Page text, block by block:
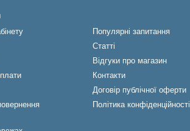
Популярні запитання
Статті
Відгуки про магазин
Контакти
Договір публічної оферти
Політика конфіденційності